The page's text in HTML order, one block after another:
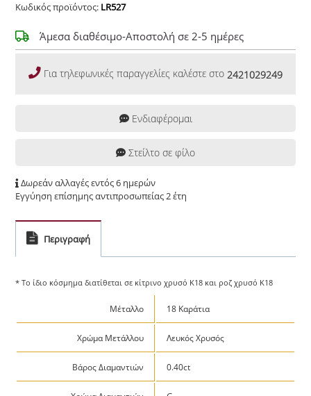
Κωδικός προϊόντος: LR527
Άμεσα διαθέσιμο-Αποστολή σε 2-5 ημέρες
Για τηλεφωνικές παραγγελίες καλέστε στο 2421029249
Ενδιαφέρομαι
Στείλτο σε φίλο
Δωρεάν αλλαγές εντός 6 ημερών
Εγγύηση επίσημης αντιπροσωπείας 2 έτη
Περιγραφή
* Το ίδιο κόσμημα διατίθεται σε κίτρινο χρυσό Κ18 και ροζ χρυσό Κ18
Μέταλλο 18 Καράτια
Χρώμα Μετάλλου Λευκός Χρυσός
Βάρος Διαμαντιών 0.40ct